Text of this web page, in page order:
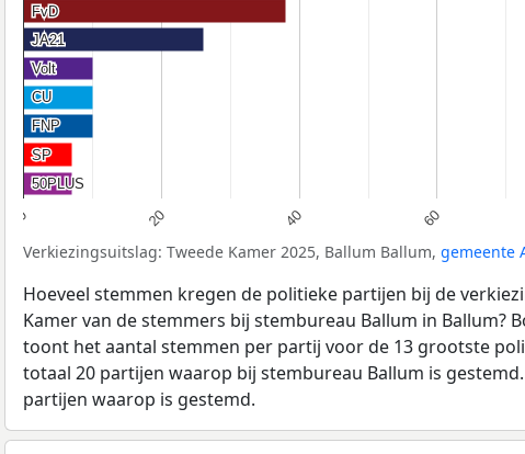
0 20 40 60
FvD
FvD
JA21
JA21
Volt
Volt
CU
CU
FNP
FNP
SP
SP
50PLUS
50PLUS
Verkiezingsuitslag: Tweede Kamer 2025, Ballum Ballum, gemeente
Hoeveel stemmen kregen de politieke partijen bij de
Kamer van de stemmers bij stembureau Ballum in Ballum?
toont het aantal stemmen per partij voor de 13 grootste
totaal 20 partijen waarop bij stembureau Ballum is
partijen waarop is gestemd.